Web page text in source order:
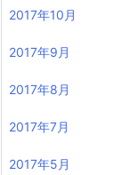
2017年10月
2017年9月
2017年8月
2017年7月
2017年5月